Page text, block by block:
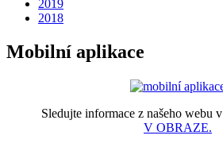
2019
2018
Mobilní aplikace
Sledujte informace z našeho webu v
V OBRAZE.